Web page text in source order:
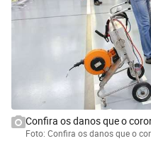
Confira os danos que o
Foto: Confira os danos que o